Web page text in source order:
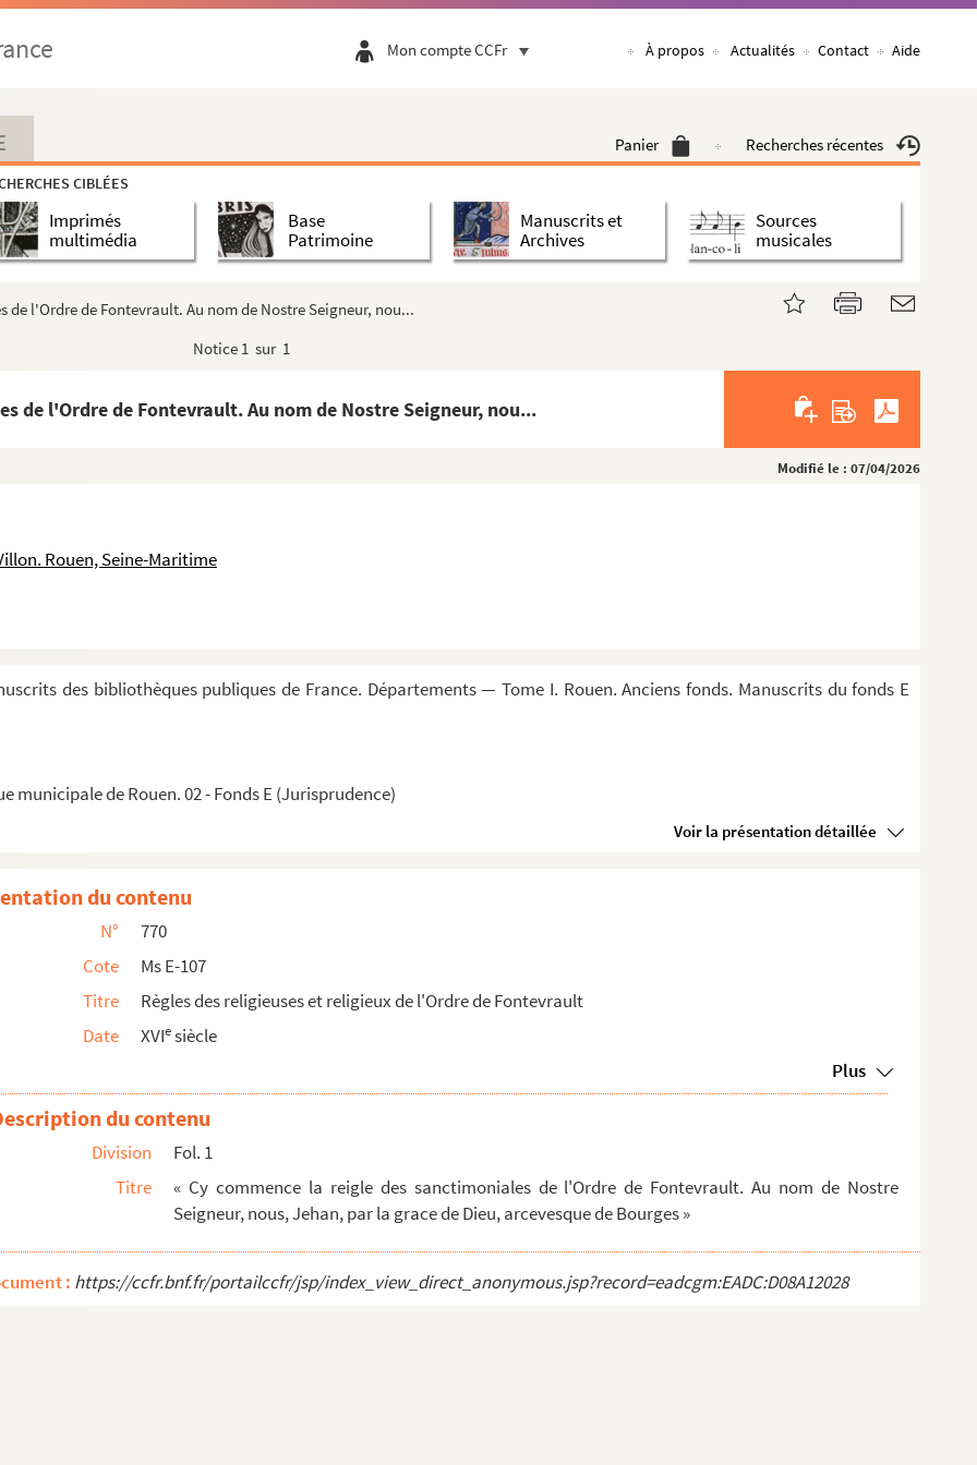
Mon compte CCFr À propos Actualités Contact Aide
Panier Recherches récentes
CIBLÉES
Imprimés
multimédia
Base
Patrimoine
Manuscrits et
Archives
Sources
musicales
de l'Ordre de Fontevrault. Au nom de Nostre Seigneur, nou...
Notice 1 sur 1
de l'Ordre de Fontevrault. Au nom de Nostre Seigneur, nou...
Modifié le : 07/04/2026
Rouen, Seine-Maritime
des bibliothèques publiques de France. Départements — Tome I. Rouen. Anciens fonds. Manuscrits du fonds E
municipale de Rouen. 02 - Fonds E (Jurisprudence)
Voir la présentation détaillée
(Margarita Martiniana)
possessione. Anno Domini 1585 ; — in l...
sur plusieurs questions importantes concernant le ...
prieur de l'abbaye d'Hyvernaux, proche Paris,...
Benedicti
Biblie inductarum in compilationibus Decretor...
l'Administration de la justice
Dieu de Nostre-Dame de Reims
jusqu'au concile de Gangres
fondée en l'église de Notre-Dame-la-Peti...
Parmensis
et de S. Sébastien, fondée en l'église de...
etc.
Innocencium papam quartum correcta, qui sedit ann...
e accresciuta. — Harlem, e se vende a Pa...
de S. Ouen de Rouen
réponses
du contenu
N°
770
Cote
Ms E-107
Titre
Règles des religieuses et religieux de l'Ordre de Fontevrault
Date
XVIesiècle
Plus
du contenu
Division
Fol. 1
Titre
« Cy commence la reigle des sanctimoniales de l'Ordre de Fontevrault. Au nom de Nostre
Seigneur, nous, Jehan, par la grace de Dieu, arcevesque de Bourges »
: https://ccfr.bnf.fr/portailccfr/jsp/index_view_direct_anonymous.jsp?record=eadcgm:EADC:D08A12028